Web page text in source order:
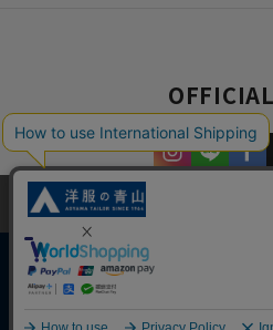
当サイトでは、快適な閲覧体験とコン
しています。閲覧を続けることで、
します。詳細については